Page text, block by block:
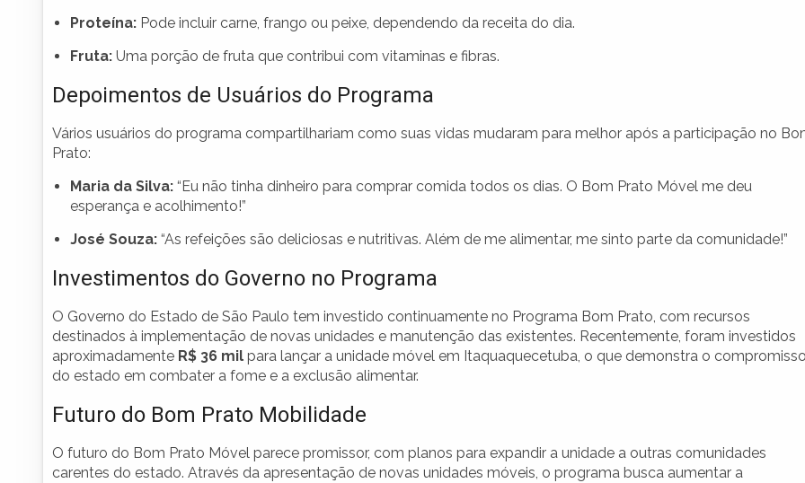
Proteína: Pode incluir carne, frango ou peixe, dependendo da receita do dia.
Fruta: Uma porção de fruta que contribui com vitaminas e fibras.
Depoimentos de Usuários do Programa
Vários usuários do programa compartilhariam como suas vidas mudaram para melhor após a participação no
Prato:
Maria da Silva: “Eu não tinha dinheiro para comprar comida todos os dias. O Bom Prato Móvel me deu
esperança e acolhimento!”
José Souza: “As refeições são deliciosas e nutritivas. Além de me alimentar, me sinto parte da comunidade!”
Investimentos do Governo no Programa
O Governo do Estado de São Paulo tem investido continuamente no Programa Bom Prato, com recursos
destinados à implementação de novas unidades e manutenção das existentes. Recentemente, foram investidos
aproximadamente R$ 36 mil para lançar a unidade móvel em Itaquaquecetuba, o que demonstra o
do estado em combater a fome e a exclusão alimentar.
Futuro do Bom Prato Mobilidade
O futuro do Bom Prato Móvel parece promissor, com planos para expandir a unidade a outras comunidades
carentes do estado. Através da apresentação de novas unidades móveis, o programa busca aumentar a